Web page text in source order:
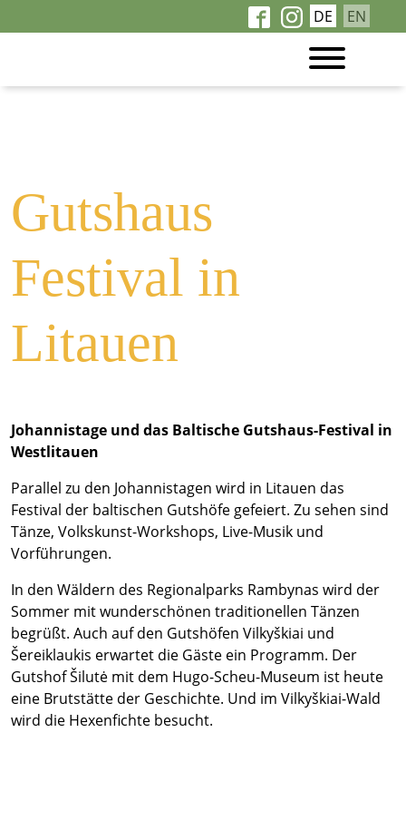
DE EN
Baltic Manors Festival
Gutshaus
Festival in
Litauen
Johannistage und das Baltische Gutshaus-Festival in
Westlitauen
Parallel zu den Johannistagen wird in Litauen das
Festival der baltischen Gutshöfe gefeiert. Zu sehen sind
Tänze, Volkskunst-Workshops, Live-Musik und
Vorführungen.
In den Wäldern des Regionalparks Rambynas wird der
Sommer mit wunderschönen traditionellen Tänzen
begrüßt. Auch auf den Gutshöfen Vilkyškiai und
Šereiklaukis erwartet die Gäste ein Programm. Der
Gutshof Šilutė mit dem Hugo-Scheu-Museum ist heute
eine Brutstätte der Geschichte. Und im Vilkyškiai-Wald
wird die Hexenfichte besucht.